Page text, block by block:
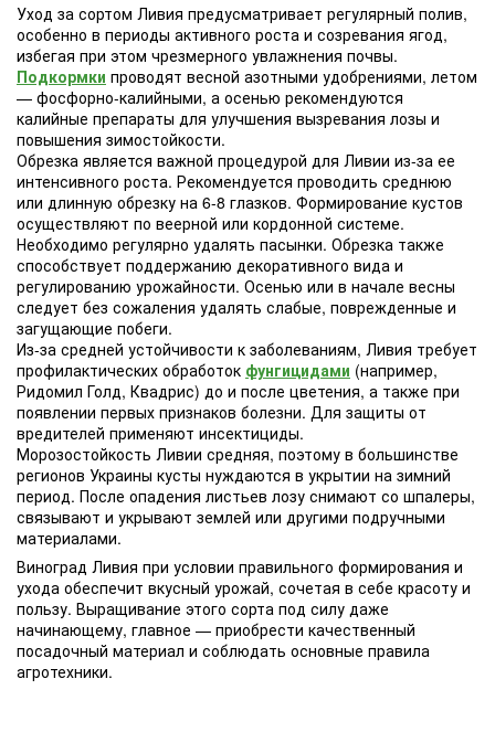
Уход за сортом Ливия предусматривает регулярный полив,
особенно в периоды активного роста и созревания ягод,
избегая при этом чрезмерного увлажнения почвы.
Подкормки проводят весной азотными удобрениями, летом
— фосфорно-калийными, а осенью рекомендуются
калийные препараты для улучшения вызревания лозы и
повышения зимостойкости.
Обрезка является важной процедурой для Ливии из-за ее
интенсивного роста. Рекомендуется проводить среднюю
или длинную обрезку на 6-8 глазков. Формирование кустов
осуществляют по веерной или кордонной системе.
Необходимо регулярно удалять пасынки. Обрезка также
способствует поддержанию декоративного вида и
регулированию урожайности. Осенью или в начале весны
следует без сожаления удалять слабые, поврежденные и
загущающие побеги.
Из-за средней устойчивости к заболеваниям, Ливия требует
профилактических обработок фунгицидами (например,
Ридомил Голд, Квадрис) до и после цветения, а также при
появлении первых признаков болезни. Для защиты от
вредителей применяют инсектициды.
Морозостойкость Ливии средняя, поэтому в большинстве
регионов Украины кусты нуждаются в укрытии на зимний
период. После опадения листьев лозу снимают со шпалеры,
связывают и укрывают землей или другими подручными
материалами.
Виноград Ливия при условии правильного формирования и
ухода обеспечит вкусный урожай, сочетая в себе красоту и
пользу. Выращивание этого сорта под силу даже
начинающему, главное — приобрести качественный
посадочный материал и соблюдать основные правила
агротехники.